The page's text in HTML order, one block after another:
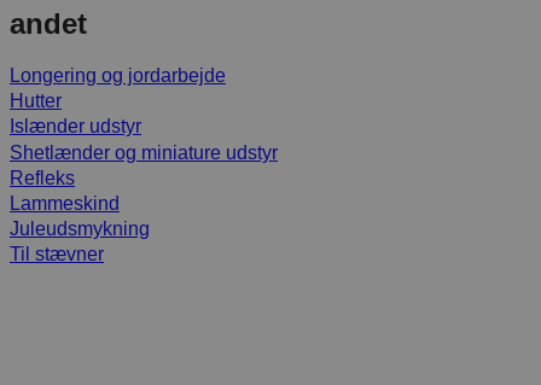
andet
Longering og jordarbejde
Hutter
Islænder udstyr
Shetlænder og miniature udstyr
Refleks
Lammeskind
Juleudsmykning
Til stævner